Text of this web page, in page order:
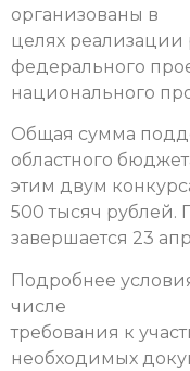
организованы в
целях реализации
федерального
национального
Общая сумма
областного
этим двум
500 тысяч рублей.
завершается 23
Подробнее
числе
требования к
необходимых